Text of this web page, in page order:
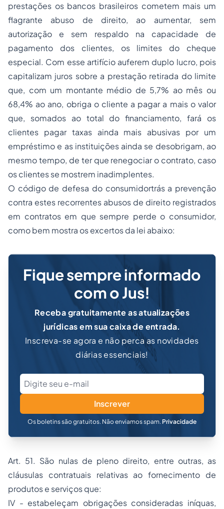
prestações os bancos brasileiros cometem mais um
flagrante abuso de direito, ao aumentar, sem
autorização e sem respaldo na capacidade de
pagamento dos clientes, os limites do cheque
especial. Com esse artifício auferem duplo lucro, pois
capitalizam juros sobre a prestação retirada do limite
que, com um montante médio de 5,7% ao mês ou
68,4% ao ano, obriga o cliente a pagar a mais o valor
que, somados ao total do financiamento, fará os
clientes pagar taxas ainda mais abusivas por um
empréstimo e as instituições ainda se desobrigam, ao
mesmo tempo, de ter que renegociar o contrato, caso
os clientes se mostrem inadimplentes.
O código de defesa do consumidortrás a prevenção
contra estes recorrentes abusos de direito registrados
em contratos em que sempre perde o consumidor,
como bem mostra os excertos da lei abaixo:
Fique sempre informado
com o Jus!
Receba gratuitamente as atualizações
jurídicas em sua caixa de entrada.
Inscreva-se agora e não perca as novidades
diárias essenciais!
Inscrever
Os boletins são gratuitos. Não enviamos spam. Privacidade
Art. 51. São nulas de pleno direito, entre outras, as
cláusulas contratuais relativas ao fornecimento de
produtos e serviços que:
IV - estabeleçam obrigações consideradas iníquas,